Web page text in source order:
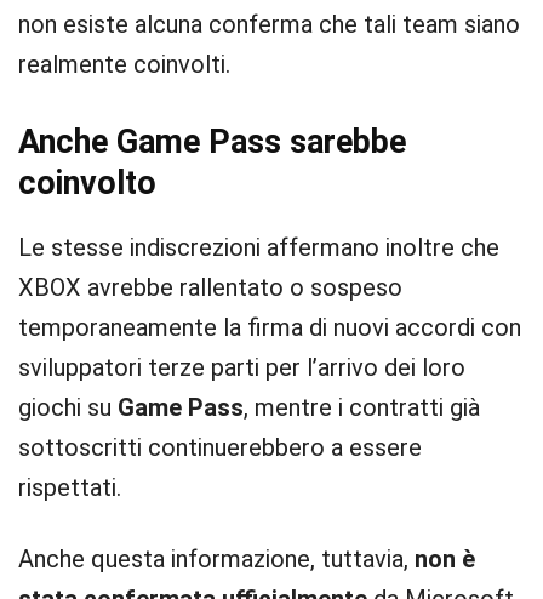
non esiste alcuna conferma che tali team siano
realmente coinvolti.
Anche Game Pass sarebbe
coinvolto
Le stesse indiscrezioni affermano inoltre che
XBOX avrebbe rallentato o sospeso
temporaneamente la firma di nuovi accordi con
sviluppatori terze parti per l’arrivo dei loro
giochi su Game Pass, mentre i contratti già
sottoscritti continuerebbero a essere
rispettati.
Anche questa informazione, tuttavia, non è